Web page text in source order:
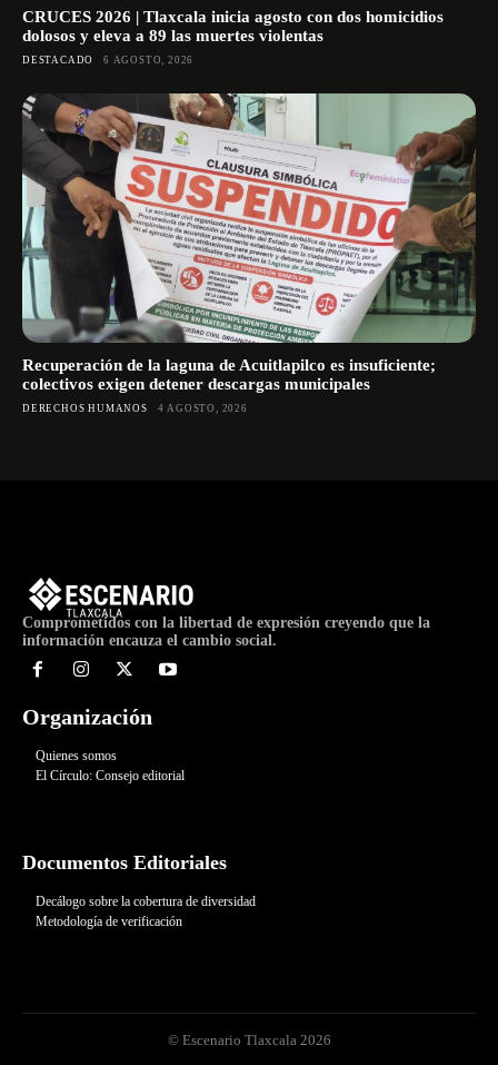
CRUCES 2026 | Tlaxcala inicia agosto con dos homicidios
dolosos y eleva a 89 las muertes violentas
DESTACADO 6 AGOSTO, 2026
Recuperación de la laguna de Acuitlapilco es insuficiente;
colectivos exigen detener descargas municipales
DERECHOS HUMANOS 4 AGOSTO, 2026
Comprometidos con la libertad de expresión creyendo que la
información encauza el cambio social.
Organización
Quienes somos
El Círculo: Consejo editorial
Documentos Editoriales
Decálogo sobre la cobertura de diversidad
Metodología de verificación
© Escenario Tlaxcala 2026